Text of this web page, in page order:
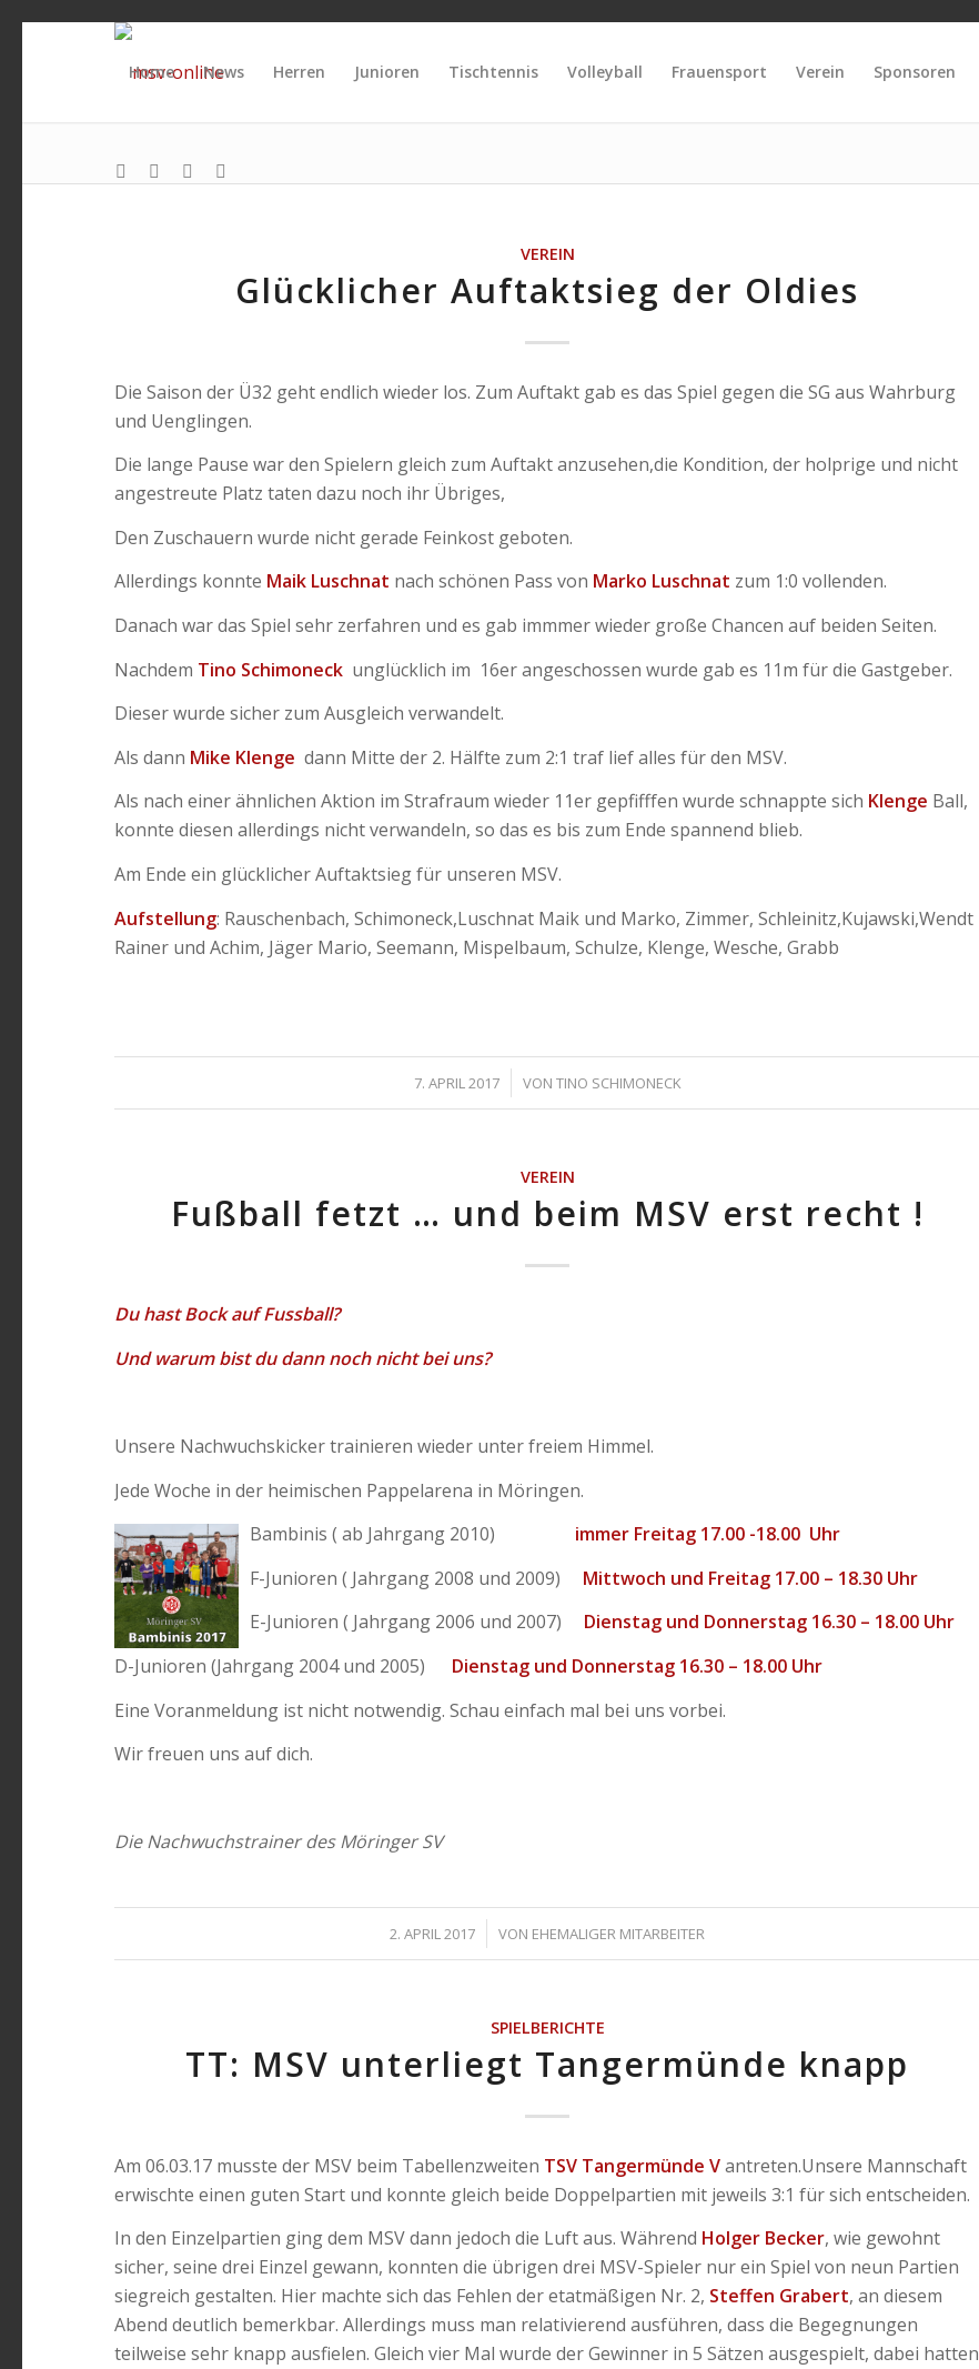
Home News Herren Junioren Tischtennis Volleyball Frauensport Verein Sponsoren
VEREIN
Glücklicher Auftaktsieg der Oldies
Die Saison der Ü32 geht endlich wieder los. Zum Auftakt gab es das Spiel gegen die SG aus Wahrburg
und Uenglingen.
Die lange Pause war den Spielern gleich zum Auftakt anzusehen,die Kondition, der holprige und nicht
angestreute Platz taten dazu noch ihr Übriges,
Den Zuschauern wurde nicht gerade Feinkost geboten.
Allerdings konnte Maik Luschnat nach schönen Pass von Marko Luschnat zum 1:0 vollenden.
Danach war das Spiel sehr zerfahren und es gab immmer wieder große Chancen auf beiden Seiten.
Nachdem Tino Schimoneck unglücklich im 16er angeschossen wurde gab es 11m für die Gastgeber.
Dieser wurde sicher zum Ausgleich verwandelt.
Als dann Mike Klenge dann Mitte der 2. Hälfte zum 2:1 traf lief alles für den MSV.
Als nach einer ähnlichen Aktion im Strafraum wieder 11er gepfifffen wurde schnappte sich Klenge Ball,
konnte diesen allerdings nicht verwandeln, so das es bis zum Ende spannend blieb.
Am Ende ein glücklicher Auftaktsieg für unseren MSV.
Aufstellung: Rauschenbach, Schimoneck,Luschnat Maik und Marko, Zimmer, Schleinitz,Kujawski,Wendt
Rainer und Achim, Jäger Mario, Seemann, Mispelbaum, Schulze, Klenge, Wesche, Grabb
7. APRIL 2017
/ VON TINO SCHIMONECK
VEREIN
Fußball fetzt … und beim MSV erst recht !
Du hast Bock auf Fussball?
Und warum bist du dann noch nicht bei uns?
Unsere Nachwuchskicker trainieren wieder unter freiem Himmel.
Jede Woche in der heimischen Pappelarena in Möringen.
Bambinis ( ab Jahrgang 2010)
immer Freitag 17.00 -18.00 Uhr
F-Junioren ( Jahrgang 2008 und 2009)
Mittwoch und Freitag 17.00 – 18.30 Uhr
E-Junioren ( Jahrgang 2006 und 2007)
Dienstag und Donnerstag 16.30 – 18.00 Uhr
D-Junioren (Jahrgang 2004 und 2005)
Dienstag und Donnerstag 16.30 – 18.00 Uhr
Eine Voranmeldung ist nicht notwendig. Schau einfach mal bei uns vorbei.
Wir freuen uns auf dich.
Die Nachwuchstrainer des Möringer SV
2. APRIL 2017
/ VON EHEMALIGER MITARBEITER
SPIELBERICHTE
TT: MSV unterliegt Tangermünde knapp
Am 06.03.17 musste der MSV beim Tabellenzweiten TSV Tangermünde Vantreten.Unsere Mannschaft
erwischte einen guten Start und konnte gleich beide Doppelpartien mit jeweils 3:1 für sich entscheiden.
In den Einzelpartien ging dem MSV dann jedoch die Luft aus. Während Holger Becker, wie gewohnt
sicher, seine drei Einzel gewann, konnten die übrigen drei MSV-Spieler nur ein Spiel von neun Partien
siegreich gestalten. Hier machte sich das Fehlen der etatmäßigen Nr. 2, Steffen Grabert, an diesem
Abend deutlich bemerkbar. Allerdings muss man relativierend ausführen, dass die Begegnungen
teilweise sehr knapp ausfielen. Gleich vier Mal wurde der Gewinner in 5 Sätzen ausgespielt, dabei hatten